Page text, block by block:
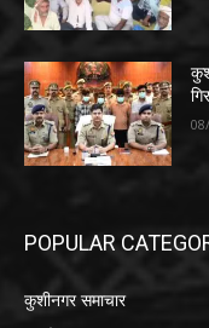
POPULAR
कुशीनगर समाचार